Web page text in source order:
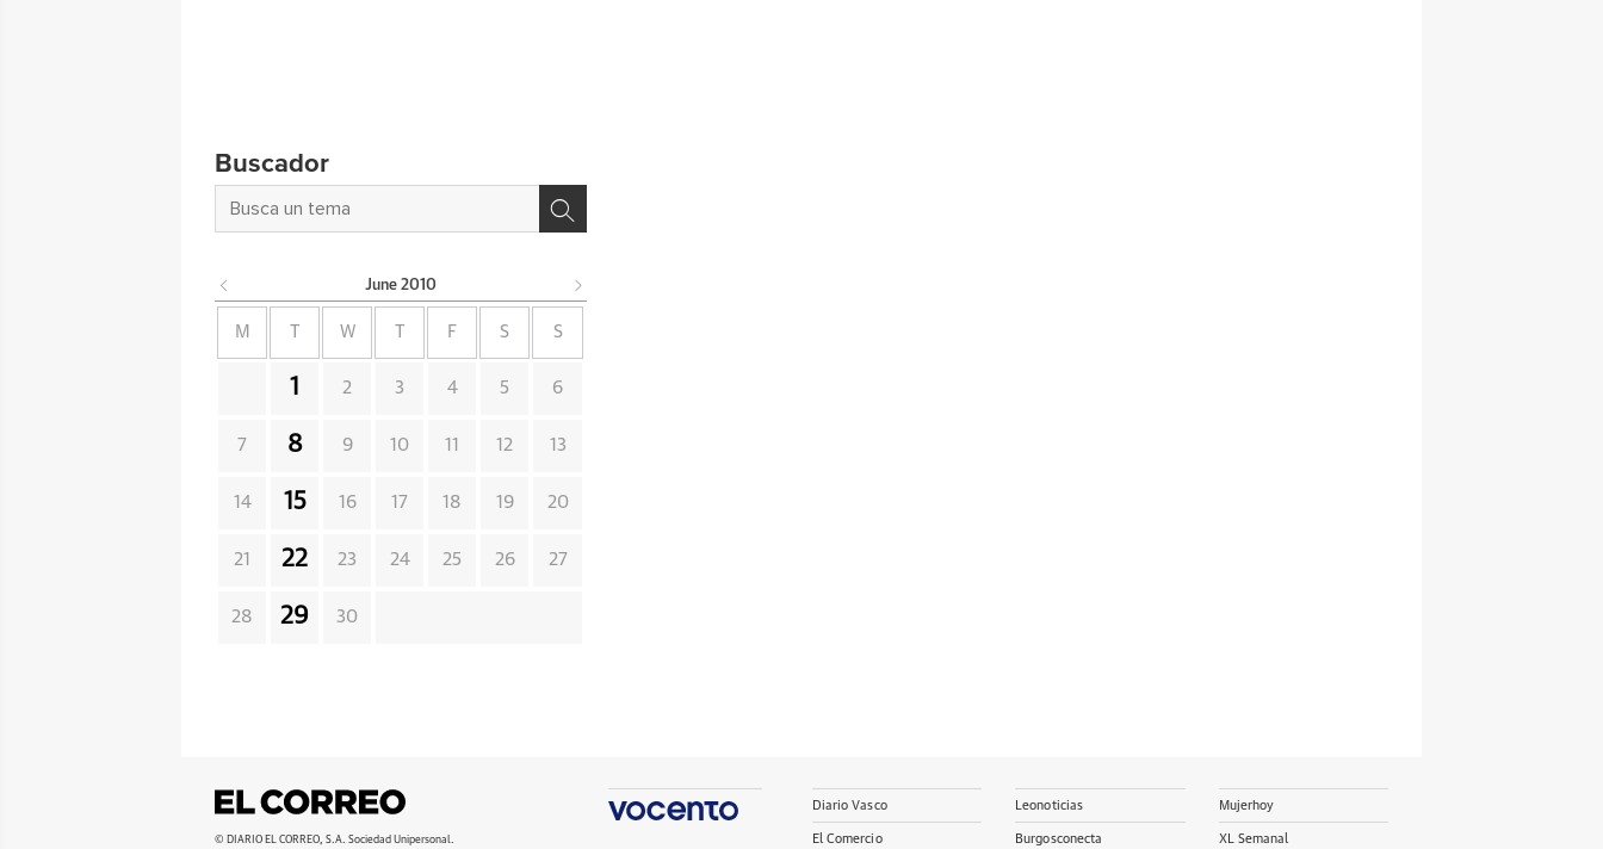
Buscador
June 2010
M W F S S
1 2 3 4 5 6
7 8 9 10 11 12 13
14 15 16 17 18 19 20
21 22 23 24 25 26 27
28 29 30
© DIARIO EL CORREO, S.A. Sociedad Unipersonal.
Diario Vasco
El Comercio
Leonoticias
Burgosconecta
Mujerhoy
XL Semanal